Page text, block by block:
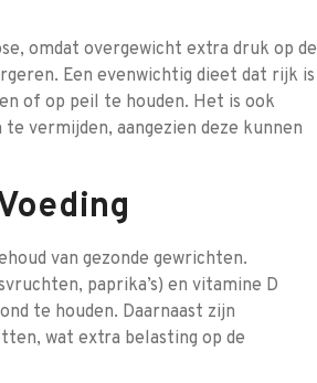
omdat overgewicht extra druk op de
Een evenwichtig dieet dat rijk is
of op peil te houden. Het is ook
vermijden, aangezien deze kunnen
van gezonde gewrichten.
paprika’s) en vitamine D
te houden. Daarnaast zijn
wat extra belasting op de